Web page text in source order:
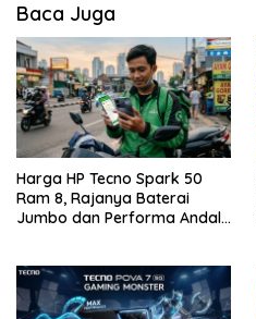
Baca Juga
Harga HP Tecno Spark 50
Ram 8, Rajanya Baterai
Jumbo dan Performa Andal